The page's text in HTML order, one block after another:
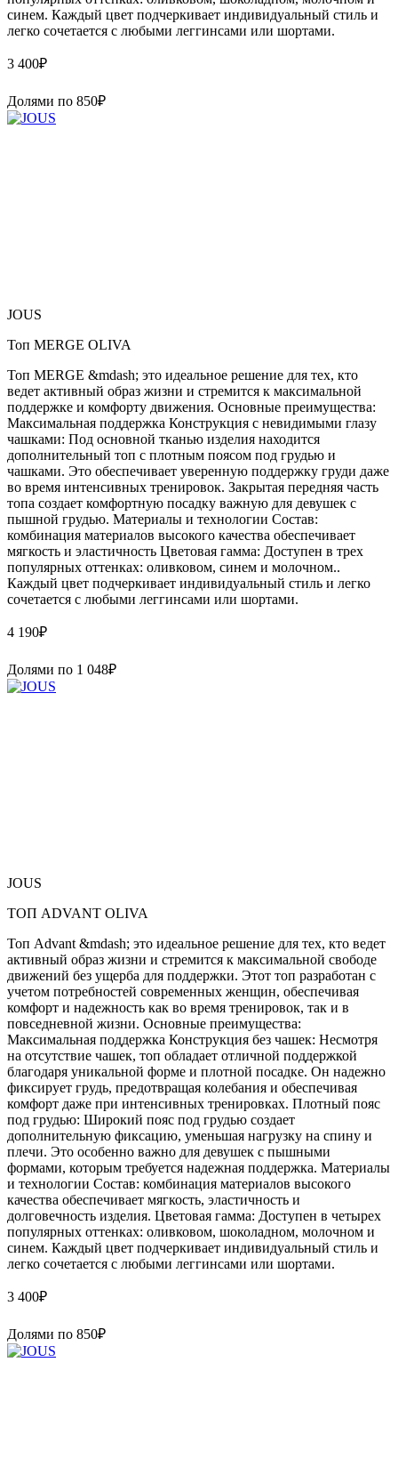
синем. Каждый цвет подчеркивает индивидуальный стиль и
легко сочетается с любыми леггинсами или шортами.
3 400₽
Долями по 850₽
JOUS
Топ MERGE OLIVA
Топ MERGE &mdash; это идеальное решение для тех, кто
ведет активный образ жизни и стремится к максимальной
поддержке и комфорту движения. Основные преимущества:
Максимальная поддержка Конструкция с невидимыми глазу
чашками: Под основной тканью изделия находится
дополнительный топ с плотным поясом под грудью и
чашками. Это обеспечивает уверенную поддержку груди даже
во время интенсивных тренировок. Закрытая передняя часть
топа создает комфортную посадку важную для девушек с
пышной грудью. Материалы и технологии Состав:
комбинация материалов высокого качества обеспечивает
мягкость и эластичность Цветовая гамма: Доступен в трех
популярных оттенках: оливковом, синем и молочном..
Каждый цвет подчеркивает индивидуальный стиль и легко
сочетается с любыми леггинсами или шортами.
4 190₽
Долями по 1 048₽
JOUS
ТОП ADVANT OLIVA
Топ Advant &mdash; это идеальное решение для тех, кто ведет
активный образ жизни и стремится к максимальной свободе
движений без ущерба для поддержки. Этот топ разработан с
учетом потребностей современных женщин, обеспечивая
комфорт и надежность как во время тренировок, так и в
повседневной жизни. Основные преимущества:
Максимальная поддержка Конструкция без чашек: Несмотря
на отсутствие чашек, топ обладает отличной поддержкой
благодаря уникальной форме и плотной посадке. Он надежно
фиксирует грудь, предотвращая колебания и обеспечивая
комфорт даже при интенсивных тренировках. Плотный пояс
под грудью: Широкий пояс под грудью создает
дополнительную фиксацию, уменьшая нагрузку на спину и
плечи. Это особенно важно для девушек с пышными
формами, которым требуется надежная поддержка. Материалы
и технологии Состав: комбинация материалов высокого
качества обеспечивает мягкость, эластичность и
долговечность изделия. Цветовая гамма: Доступен в четырех
популярных оттенках: оливковом, шоколадном, молочном и
синем. Каждый цвет подчеркивает индивидуальный стиль и
легко сочетается с любыми леггинсами или шортами.
3 400₽
Долями по 850₽